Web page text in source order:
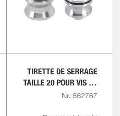
TIRETTE DE SERRAGE
TAILLE 20 POUR VIS DE
TIRETTE M12 SANS
Nr. 562767